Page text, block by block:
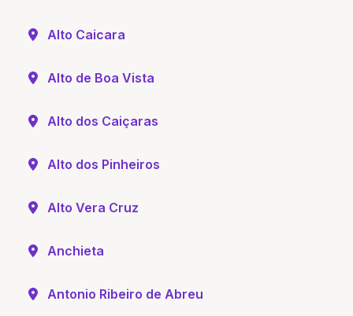
Alto Caicara
Alto de Boa Vista
Alto dos Caiçaras
Alto dos Pinheiros
Alto Vera Cruz
Anchieta
Antonio Ribeiro de Abreu